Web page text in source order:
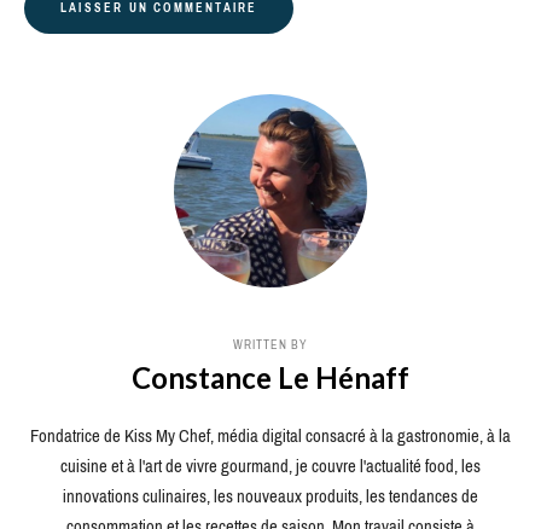
WRITTEN BY
Constance Le Hénaff
Fondatrice de Kiss My Chef, média digital consacré à la gastronomie, à la
cuisine et à l'art de vivre gourmand, je couvre l'actualité food, les
innovations culinaires, les nouveaux produits, les tendances de